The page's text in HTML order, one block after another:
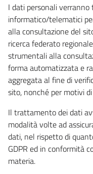
I dati personali
informatico/telematici
alla consultazione del
ricerca federato
strumentali alla
forma automatizzata e
aggregata al fine di
sito, nonché per motivi
Il trattamento dei dati
modalità volte ad
dati, nel rispetto di
GDPR ed in conformità
materia.